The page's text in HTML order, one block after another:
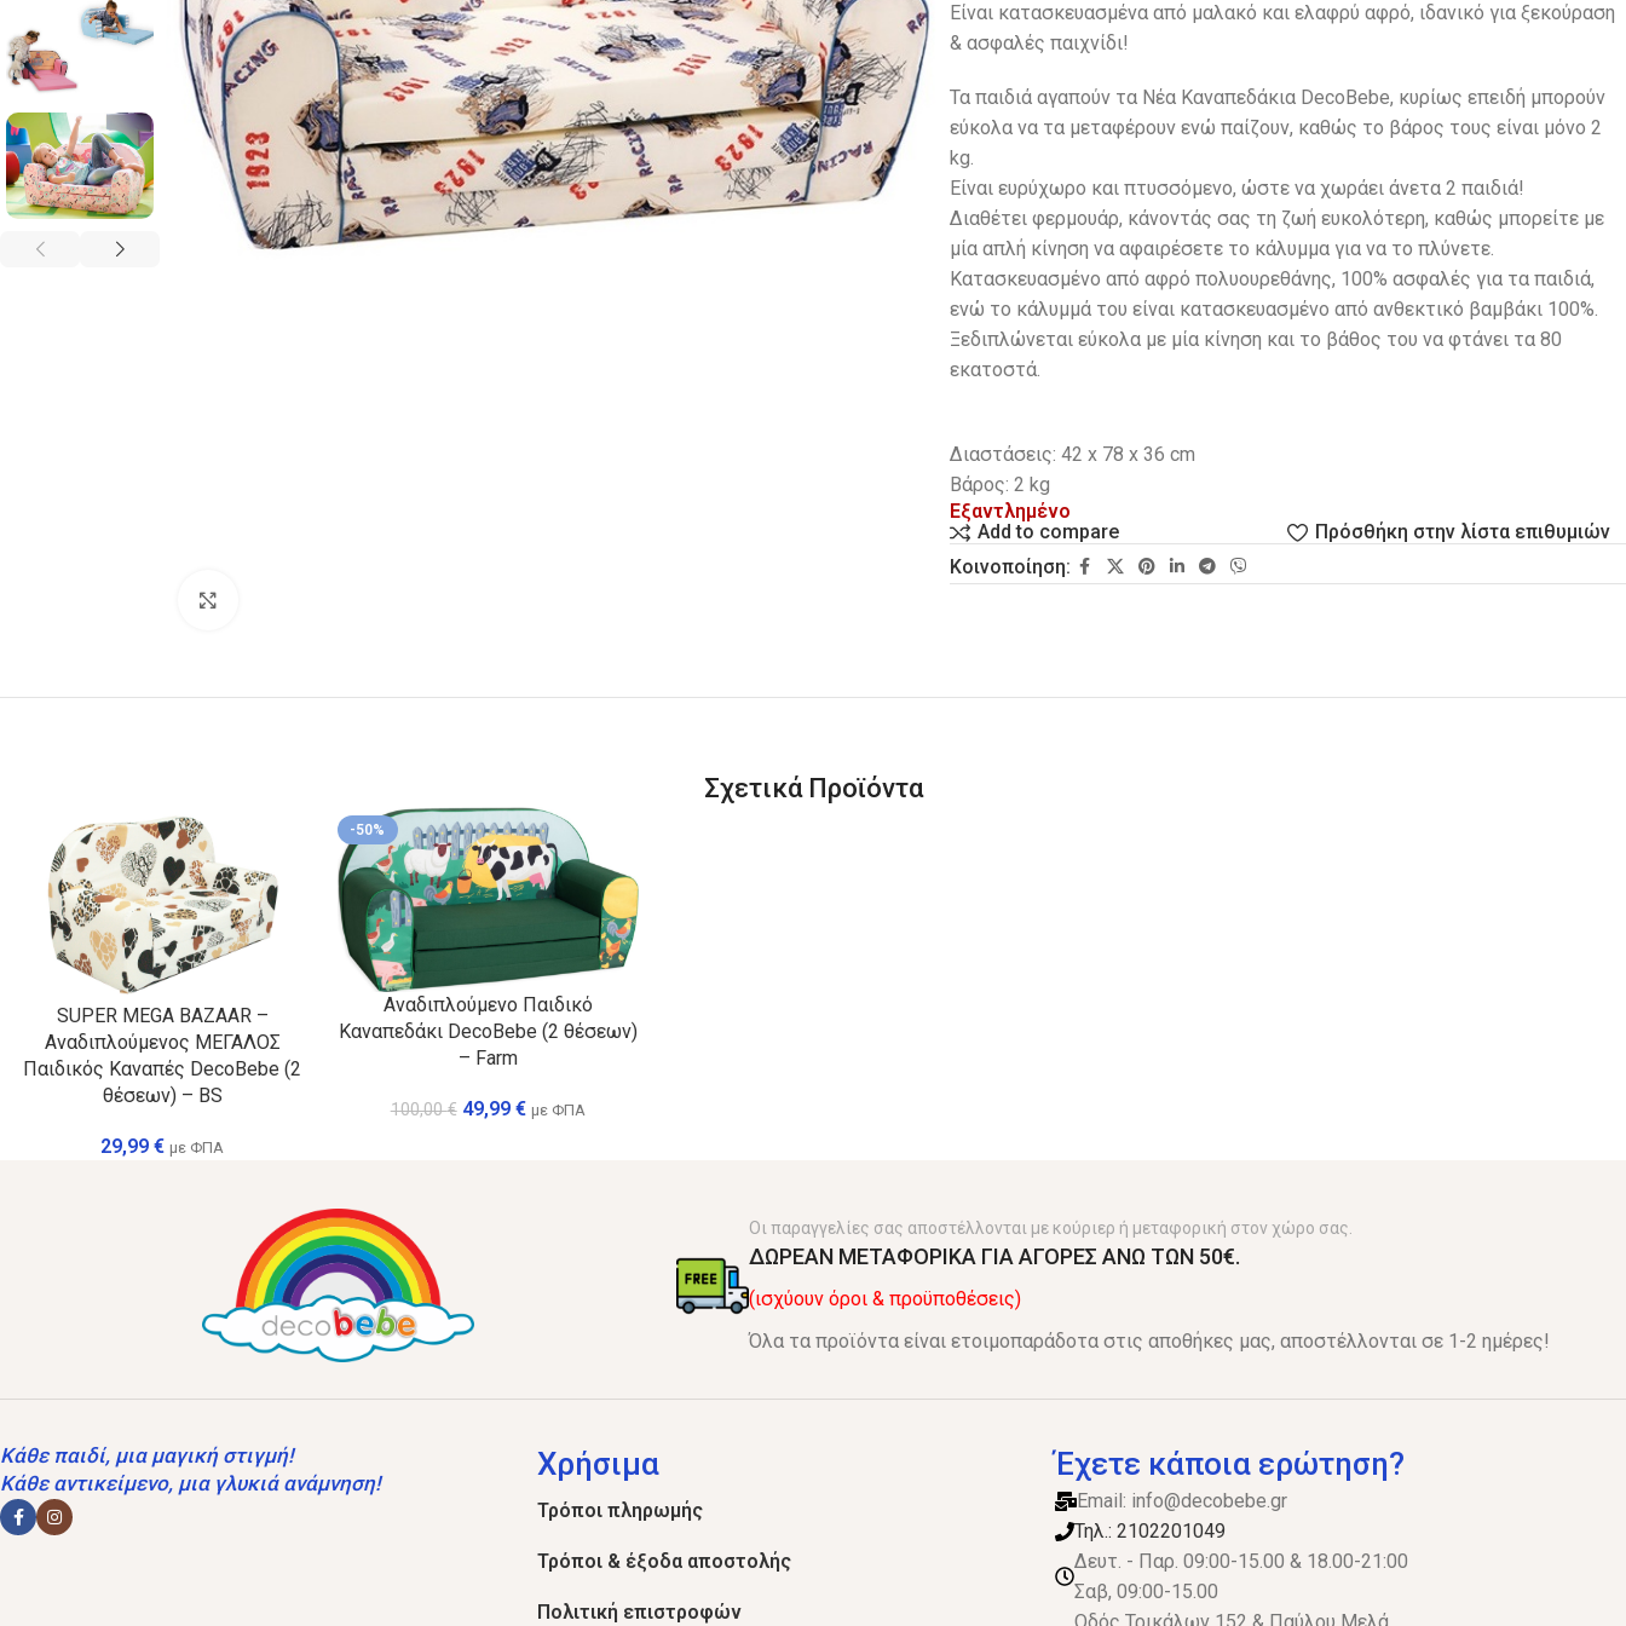
Είναι κατασκευασμένα από μαλακό και ελαφρύ αφρό, ιδανικό για ξεκούραση
& ασφαλές παιχνίδι!
Τα παιδιά αγαπούν τα Νέα Καναπεδάκια DecoBebe, κυρίως επειδή μπορούν
εύκολα να τα μεταφέρουν ενώ παίζουν, καθώς το βάρος τους είναι μόνο 2
kg.
Eίναι ευρύχωρο και πτυσσόμενο, ώστε να χωράει άνετα 2 παιδιά!
Διαθέτει φερμουάρ, κάνοντάς σας τη ζωή ευκολότερη, καθώς μπορείτε με
μία απλή κίνηση να αφαιρέσετε το κάλυμμα για να το πλύνετε.
Κατασκευασμένο από αφρό πολυουρεθάνης, 100% ασφαλές για τα παιδιά,
ενώ το κάλυμμά του είναι κατασκευασμένο από ανθεκτικό βαμβάκι 100%.
Ξεδιπλώνεται εύκολα με μία κίνηση και το βάθος του να φτάνει τα 80
εκατοστά.
Διαστάσεις: 42 x 78 x 36 cm
Βάρος: 2 kg
Εξαντλημένο
Add to compare
Πρόσθήκη στην λίστα επιθυμιών
Κοινοποίηση:
Σχετικά Προϊόντα
SUPER MEGA BAZAAR –
Αναδιπλούμενος ΜΕΓΑΛΟΣ
Παιδικός Καναπές DecoBebe (2
θέσεων) – BS
29,99€ με ΦΠΑ
-50%
Αναδιπλούμενο Παιδικό
Καναπεδάκι DecoBebe (2 θέσεων)
– Farm
100,00€ 49,99 € με ΦΠΑ
Οι παραγγελίες σας αποστέλλονται με κούριερ ή μεταφορική στον χώρο σας.
ΔΩΡΕΑΝ ΜΕΤΑΦΟΡΙΚΑ ΓΙΑ ΑΓΟΡΕΣ ΑΝΩ ΤΩΝ 50€.
(ισχύουν όροι & προϋποθέσεις)
Όλα τα προϊόντα είναι ετοιμοπαράδοτα στις αποθήκες μας, αποστέλλονται σε 1-2 ημέρες!
Κάθε παιδί, μια μαγική στιγμή!
Κάθε αντικείμενο, μια γλυκιά ανάμνηση!
Χρήσιμα
Τρόποι πληρωμής
Τρόποι & έξοδα αποστολής
Πολιτική επιστροφών
Έχετε κάποια ερώτηση?
Email: info@decobebe.gr
Τηλ.: 2102201049
Δευτ. - Παρ. 09:00-15.00 & 18.00-21:00
Σαβ, 09:00-15.00